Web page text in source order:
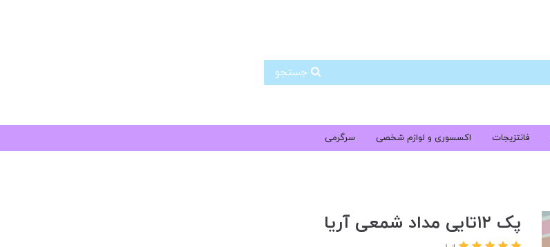
فانتزیجات اکسسوری و لوازم شخصی سرگرمی
پک ۱۲تایی مداد شمعی آریا